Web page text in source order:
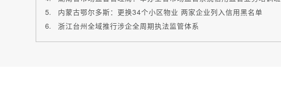
内蒙古鄂尔多斯：更换34个小区物业 两家企业列入信用黑名单
浙江台州全域推行涉企全周期执法监管体系